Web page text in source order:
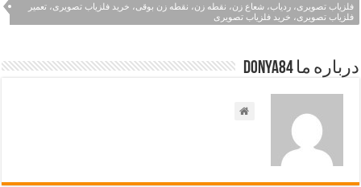
فلزیاب تصویری، ردیاب، شعاع زن، نقطه زن، نقطه زن بوقی، خرید فلزیاب تصویری، تعمیر
فلزیاب تصویری، خرید فلزیاب تصویری
درباره ما Donya84